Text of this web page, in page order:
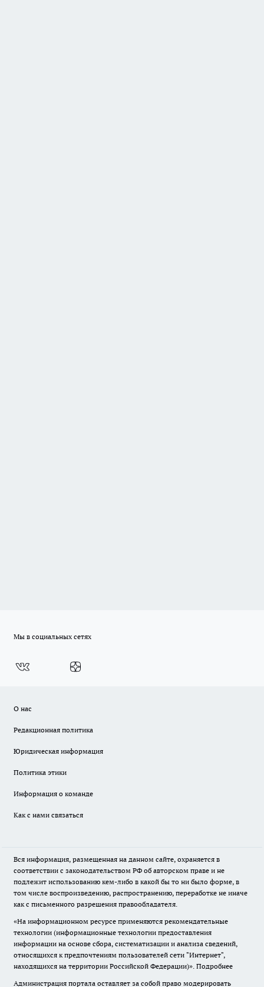
Мы в социальных сетях
О нас
Редакционная политика
Юридическая информация
Политика этики
Информация о команде
Как с нами связаться
Вся информация, размещенная на данном сайте, охраняется в
соответствии с законодательством РФ об авторском праве и не
подлежит использованию кем-либо в какой бы то ни было форме, в
том числе воспроизведению, распространению, переработке не иначе
как с письменного разрешения правообладателя.
«На информационном ресурсе применяются рекомендательные
технологии (информационные технологии предоставления
информации на основе сбора, систематизации и анализа сведений,
относящихся к предпочтениям пользователей сети "Интернет",
находящихся на территории Российской Федерации)». Подробнее
Администрация портала оставляет за собой право модерировать